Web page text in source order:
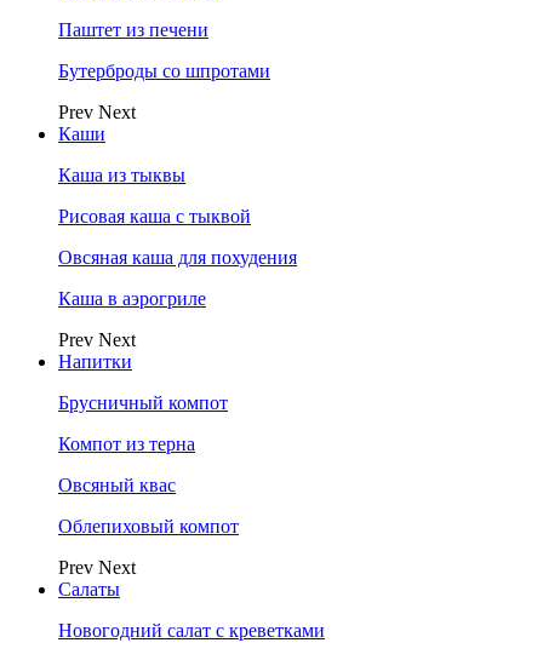
Паштет из печени
Бутерброды со шпротами
Prev Next
Каши
Каша из тыквы
Рисовая каша с тыквой
Овсяная каша для похудения
Каша в аэрогриле
Prev Next
Напитки
Брусничный компот
Компот из терна
Овсяный квас
Облепиховый компот
Prev Next
Салаты
Новогодний салат с креветками